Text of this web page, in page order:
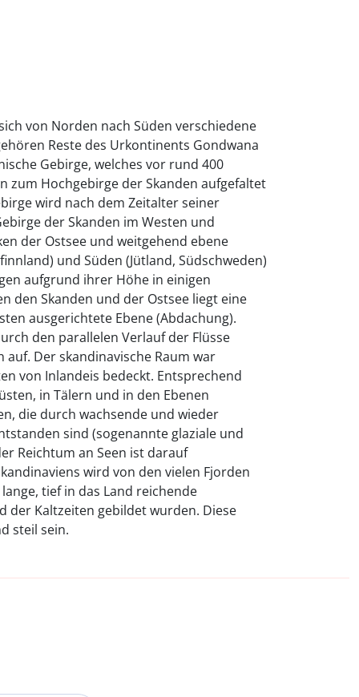
von Norden nach Süden verschiedene
Reste des Urkontinents Gondwana
Gebirge, welches vor rund 400
zum Hochgebirge der Skanden aufgefaltet
wird nach dem Zeitalter seiner
der Skanden im Westen und
der Ostsee und weitgehend ebene
und Süden (Jütland, Südschweden)
aufgrund ihrer Höhe in einigen
den Skanden und der Ostsee liegt eine
ausgerichtete Ebene (Abdachung).
den parallelen Verlauf der Flüsse
Der skandinavische Raum war
von Inlandeis bedeckt. Entsprechend
in Tälern und in den Ebenen
die durch wachsende und wieder
sind (sogenannte glaziale und
Reichtum an Seen ist darauf
wird von den vielen Fjorden
tief in das Land reichende
der Kaltzeiten gebildet wurden. Diese
steil sein.